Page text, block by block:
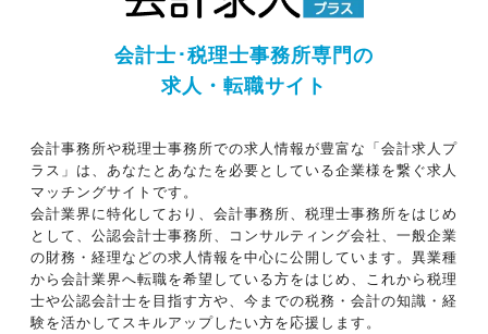
会計士･税理士事務所専門の
求人・転職サイト
会計事務所や税理士事務所での求人情報が豊富な「会計求人プ
ラス」は、あなたとあなたを必要としている企業様を繋ぐ求人
マッチングサイトです。
会計業界に特化しており、会計事務所、税理士事務所をはじめ
として、公認会計士事務所、コンサルティング会社、一般企業
の財務・経理などの求人情報を中心に公開しています。異業種
から会計業界へ転職を希望している方をはじめ、これから税理
士や公認会計士を目指す方や、今までの税務・会計の知識・経
験を活かしてスキルアップしたい方を応援します。